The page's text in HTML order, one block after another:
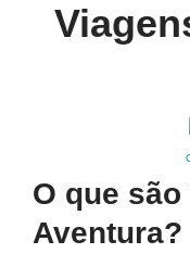
O que
Aventura?